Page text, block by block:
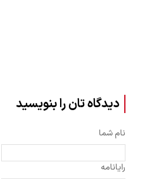
دیدگاه تان را بنویسید
نام شما
رایانامه